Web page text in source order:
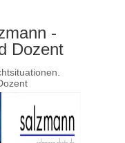
-
Dozent